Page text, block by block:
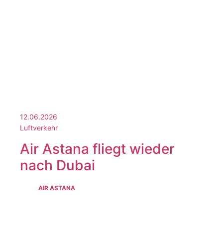
12.06.2026
Luftverkehr
Air Astana fliegt wieder
nach Dubai
AIR ASTANA